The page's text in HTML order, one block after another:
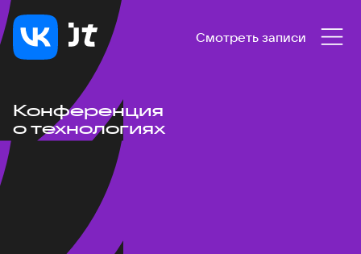
Смотреть записи
Конференция
о технологиях